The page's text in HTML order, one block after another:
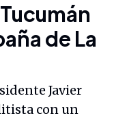
de La
Javier
con un